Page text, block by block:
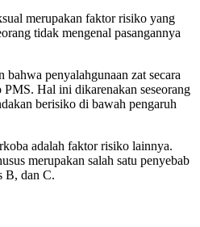
merupakan faktor risiko yang
tidak mengenal pasangannya
penyalahgunaan zat secara
Hal ini dikarenakan seseorang
berisiko di bawah pengaruh
adalah faktor risiko lainnya.
merupakan salah satu penyebab
B, dan C.